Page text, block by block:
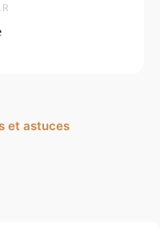
et astuces